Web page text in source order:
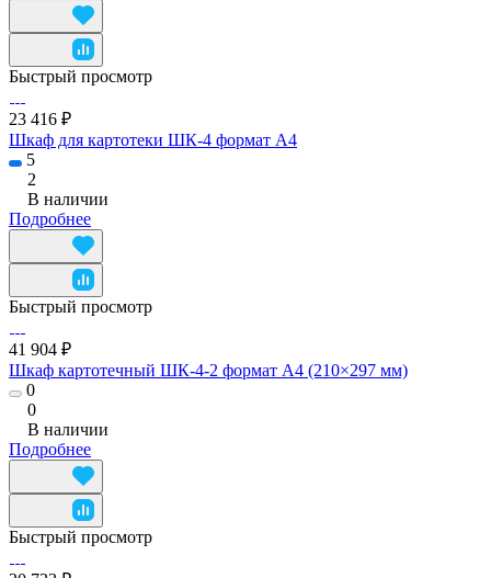
Быстрый просмотр
23 416 ₽
Шкаф для картотеки ШК-4 формат А4
5
2
В наличии
Подробнее
Быстрый просмотр
41 904 ₽
Шкаф картотечный ШК-4-2 формат А4 (210×297 мм)
0
0
В наличии
Подробнее
Быстрый просмотр